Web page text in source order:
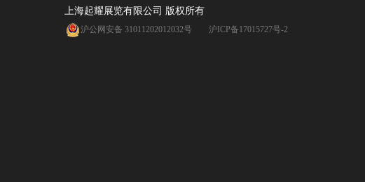
上海起耀展览有限公司 版权所有
沪公网安备 31011202012032号 沪ICP备17015727号-2